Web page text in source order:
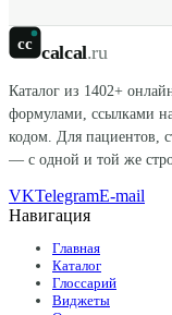
cc calcal.ru
Каталог из 1402+
формулами, ссылками
кодом. Для пациентов,
— с одной и той же
VKTelegramE-mail
Навигация
Главная
Каталог
Глоссарий
Виджеты